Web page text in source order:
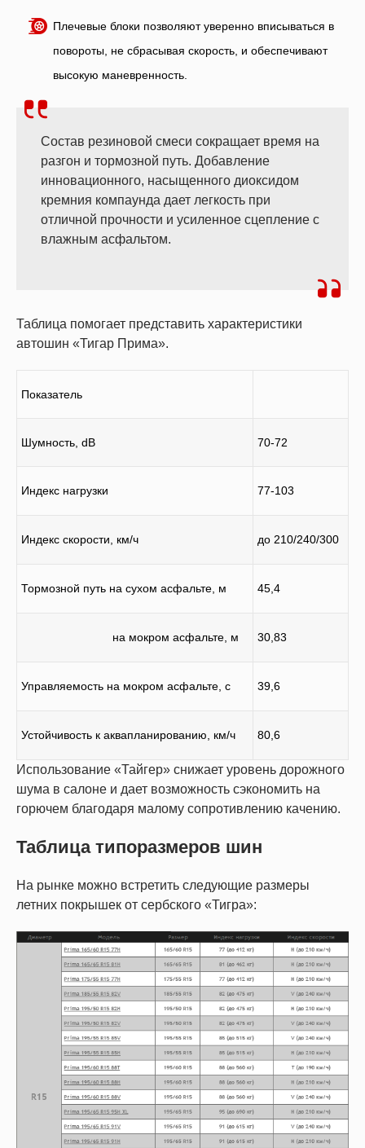
Плечевые блоки позволяют уверенно вписываться в
повороты, не сбрасывая скорость, и обеспечивают
высокую маневренность.
Состав резиновой смеси сокращает время на
разгон и тормозной путь. Добавление
инновационного, насыщенного диоксидом
кремния компаунда дает легкость при
отличной прочности и усиленное сцепление с
влажным асфальтом.
Таблица помогает представить характеристики
автошин «Тигар Прима».
Показатель
Шумность, dB 70-72
Индекс нагрузки 77-103
Индекс скорости, км/ч до 210/240/300
Тормозной путь на сухом асфальте, м 45,4
на мокром асфальте, м 30,83
Управляемость на мокром асфальте, с 39,6
Устойчивость к аквапланированию, км/ч 80,6
Использование «Тайгер» снижает уровень дорожного
шума в салоне и дает возможность сэкономить на
горючем благодаря малому сопротивлению качению.
Таблица типоразмеров шин
На рынке можно встретить следующие размеры
летних покрышек от сербского «Тигра»: